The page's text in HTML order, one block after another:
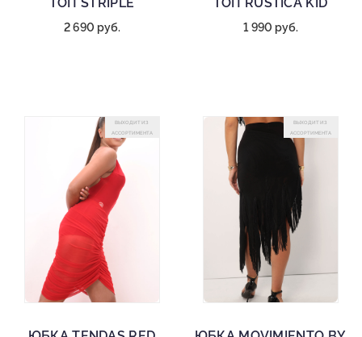
2 690 руб. 1 990 руб.
ВЫХОДИТ ИЗ
АССОРТИМЕНТА
ВЫХОДИТ ИЗ
АССОРТИМЕНТА